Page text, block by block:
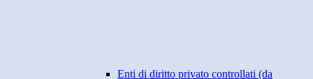
Enti di diritto privato controllati (da